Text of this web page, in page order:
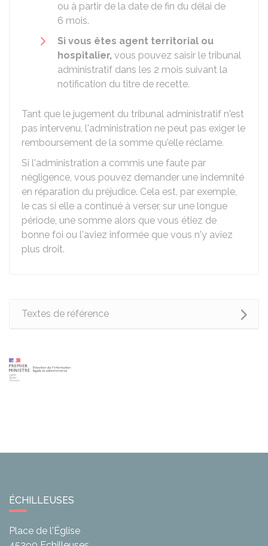
ou à partir de la date de fin du délai de
6 mois.
Si vous êtes agent territorial ou
hospitalier, vous pouvez saisir le tribunal
administratif dans les 2 mois suivant la
notification du titre de recette.
Tant que le jugement du tribunal administratif n'est
pas intervenu, l'administration ne peut pas exiger le
remboursement de la somme qu'elle réclame.
Si l'administration a commis une faute par
négligence, vous pouvez demander une indemnité
en réparation du préjudice. Cela est, par exemple,
le cas si elle a continué à verser, sur une longue
période, une somme alors que vous étiez de
bonne foi ou l'aviez informée que vous n'y aviez
plus droit.
Textes de référence
ÉCHILLEUSES
Place de l'Église